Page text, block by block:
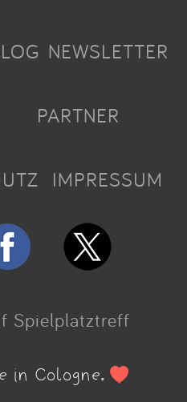
NEWSLETTER
PARTNER
IMPRESSUM
Spielplatztreff
in Cologne.